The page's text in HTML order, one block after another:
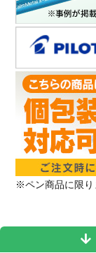
※ペン商品に限り